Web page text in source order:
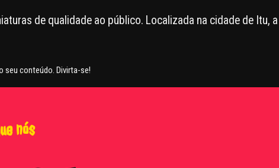
de qualidade ao público. Localizada na cidade de Itu,
seu conteúdo. Divirta-se!
nós